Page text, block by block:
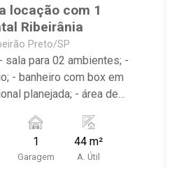
locação com 1
Ribeirânia
Preto/SP
sala para 02 ambientes; -
- banheiro com box em
planejada; - área de
reformado,
- Poucas quadras de
Francisco, faculdade
1
Garagem
44 m²
A. Útil